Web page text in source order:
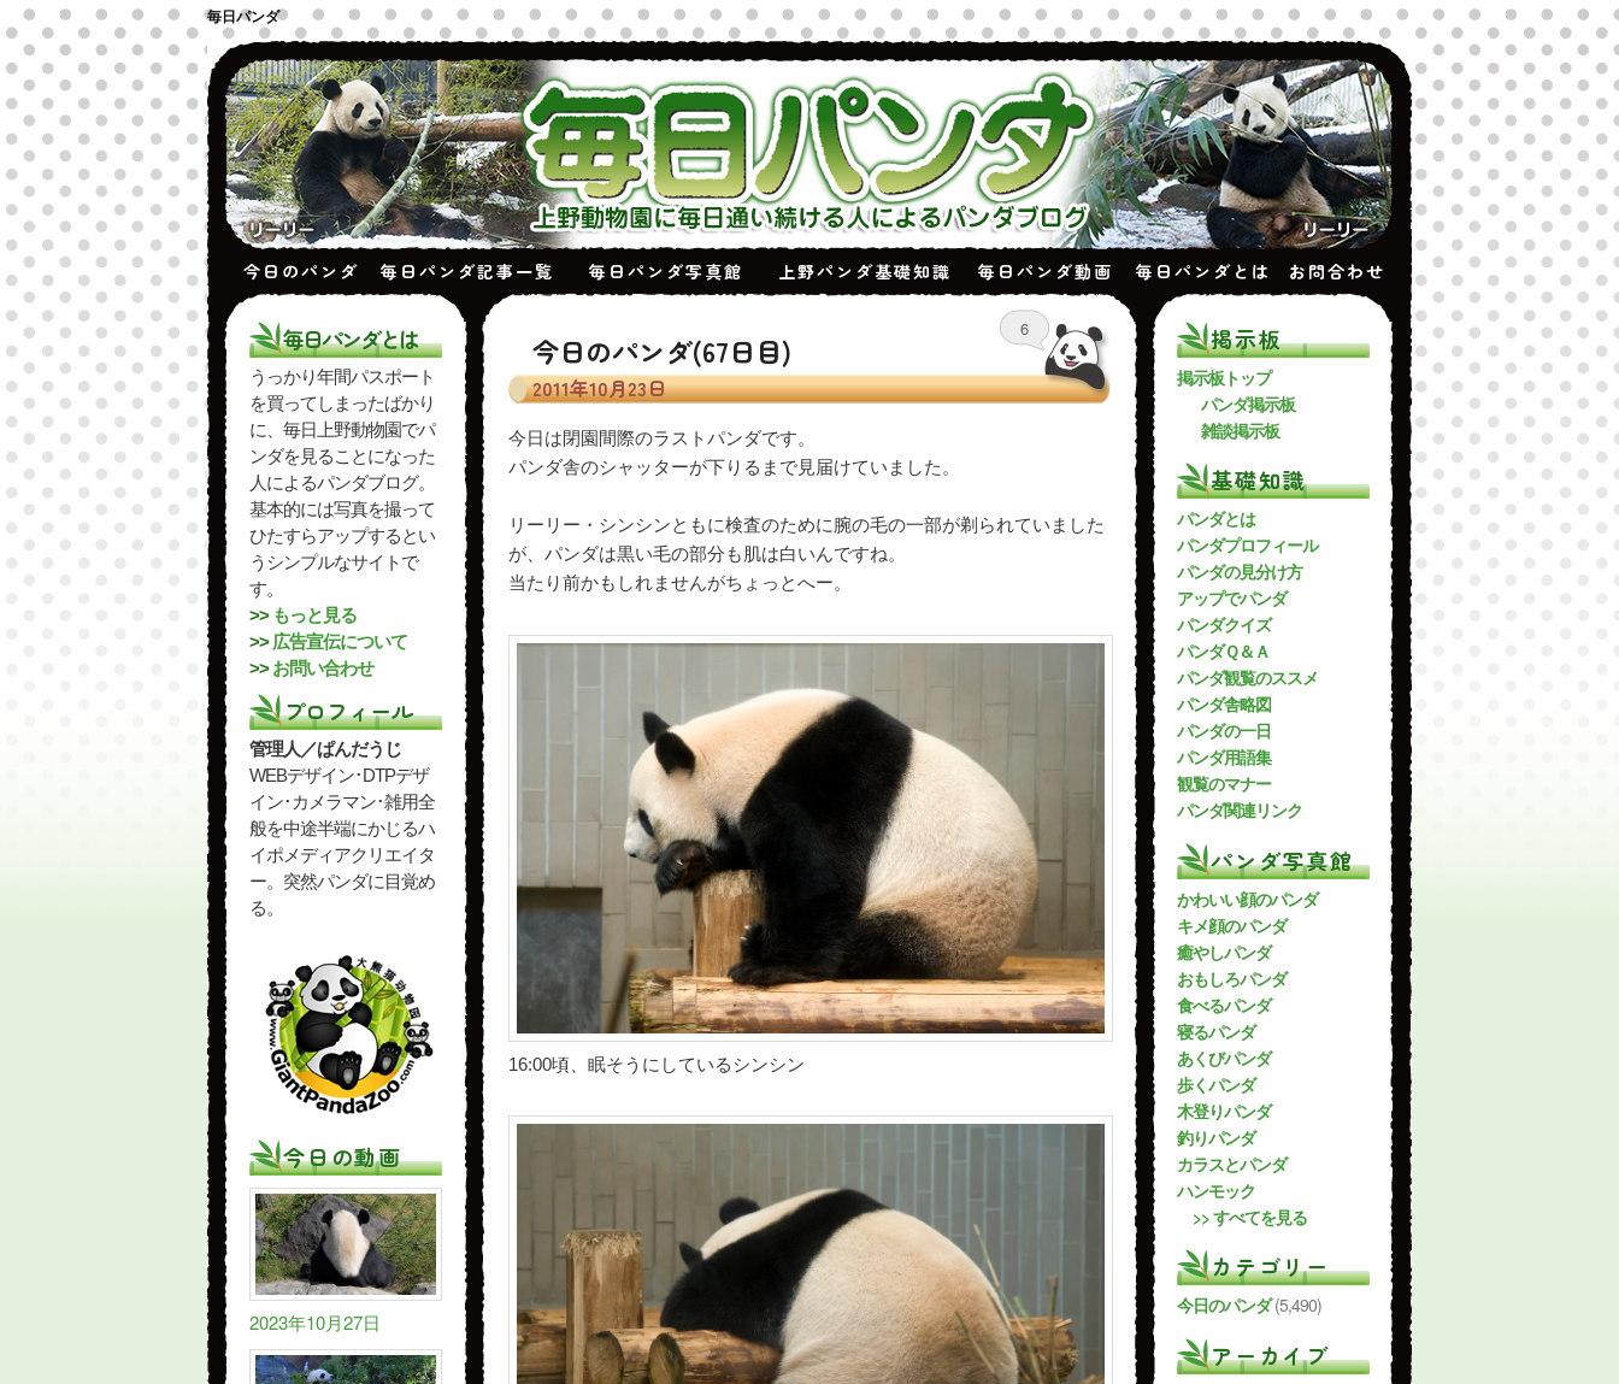
毎日パンダ
今日のパンダ 毎日パンダ記事一覧 毎日パンダ写真館 上野パンダ基礎知識 毎日パンダ動画 毎日パンダとは お問合わせ
毎日パンダとは
うっかり年間パスポート
を買ってしまったばかり
に、毎日上野動物園でパ
ンダを見ることになった
人によるパンダブログ。
基本的には写真を撮って
ひたすらアップするとい
うシンプルなサイトで
す。
>> もっと見る
>>広告宣伝について
>>お問い合わせ
プロフィール
管理人／ぱんだうじ
WEBデザイン･DTPデザ
イン･カメラマン･雑用全
般を中途半端にかじるハ
イポメディアクリエイタ
ー。突然パンダに目覚め
る。
今日の動画
2023年10月27日
今日のパンダ(67日目)
2011年10月23日
6
今日は閉園間際のラストパンダです。
パンダ舎のシャッターが下りるまで見届けていました。
リーリー・シンシンともに検査のために腕の毛の一部が剃られていました
が、パンダは黒い毛の部分も肌は白いんですね。
当たり前かもしれませんがちょっとへー。
16:00頃、眠そうにしているシンシン
掲示板
掲示板トップ
パンダ掲示板
雑談掲示板
基礎知識
パンダとは
パンダプロフィール
パンダの見分け方
アップでパンダ
パンダクイズ
パンダＱ＆Ａ
パンダ観覧のススメ
パンダ舎略図
パンダの一日
パンダ用語集
観覧のマナー
パンダ関連リンク
パンダ写真館
かわいい顔のパンダ
キメ顔のパンダ
癒やしパンダ
おもしろパンダ
食べるパンダ
寝るパンダ
あくびパンダ
歩くパンダ
木登りパンダ
釣りパンダ
カラスとパンダ
ハンモック
>> すべてを見る
カテゴリー
今日のパンダ(5,490)
アーカイブ